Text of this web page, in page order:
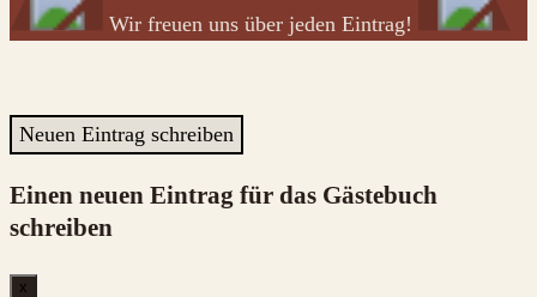
Wir freuen uns über jeden Eintrag!
Einen neuen Eintrag für das Gästebuch
schreiben
x